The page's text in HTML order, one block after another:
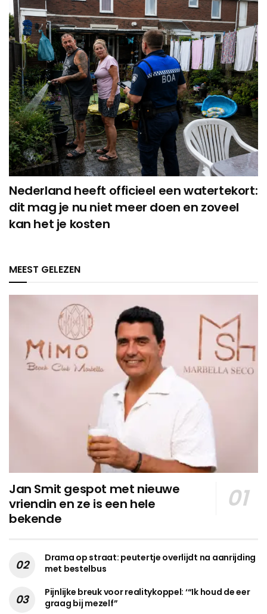
Nederland heeft officieel een watertekort:
dit mag je nu niet meer doen en zoveel
kan het je kosten
MEEST GELEZEN
Jan Smit gespot met nieuwe
vriendin en ze is een hele
bekende
Drama op straat: peutertje overlijdt na aanrijding
met bestelbus
Pijnlijke breuk voor realitykoppel: ‘“Ik houd de eer
graag bij mezelf”